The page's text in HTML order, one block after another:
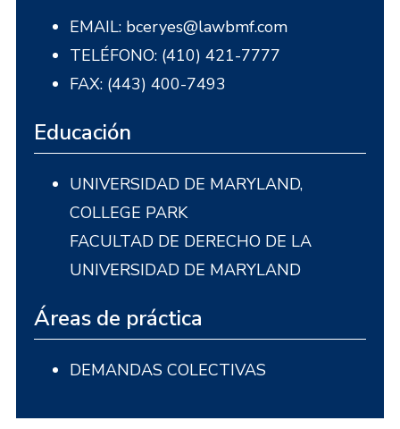
EMAIL: bceryes@lawbmf.com
TELÉFONO: (410) 421-7777
FAX: (443) 400-7493
Educación
UNIVERSIDAD DE MARYLAND,
COLLEGE PARK
FACULTAD DE DERECHO DE LA
UNIVERSIDAD DE MARYLAND
Áreas de práctica
DEMANDAS COLECTIVAS